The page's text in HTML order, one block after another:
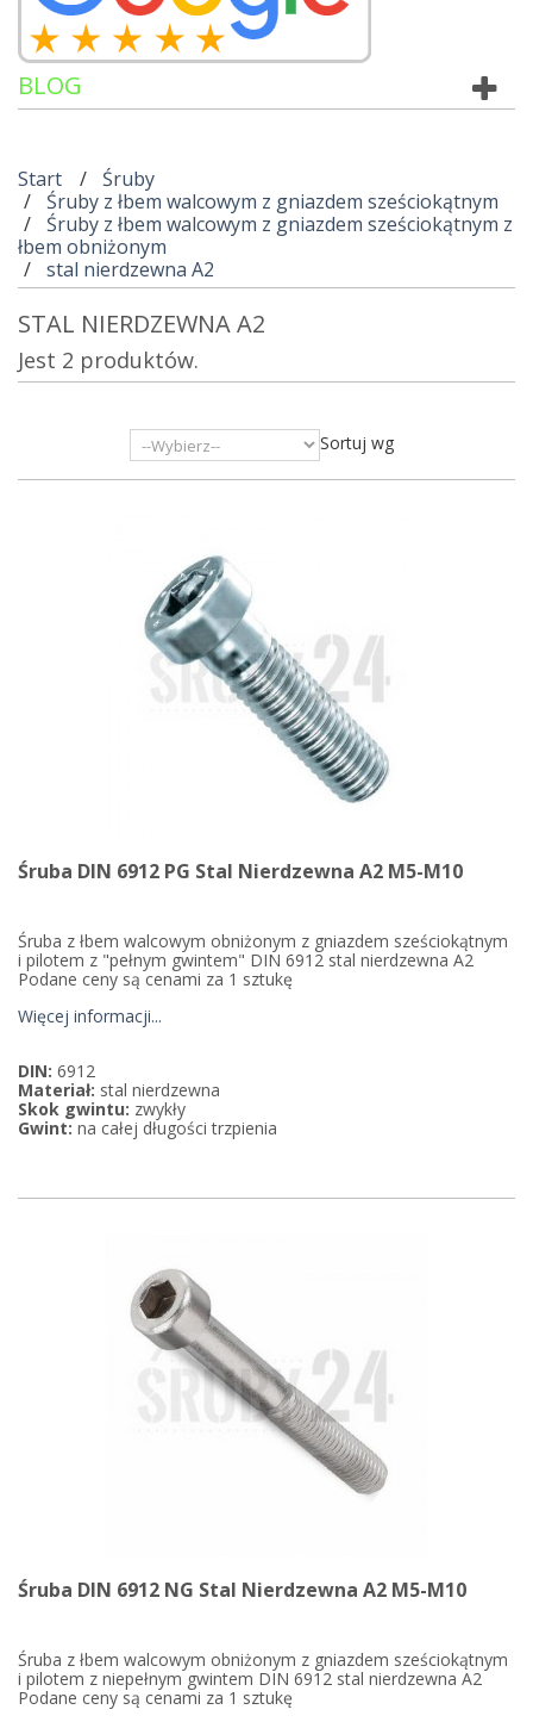
BLOG
Start
Śruby
Śruby z łbem walcowym z gniazdem sześciokątnym
Śruby z łbem walcowym z gniazdem sześciokątnym z
łbem obniżonym
stal nierdzewna A2
STAL NIERDZEWNA A2
Jest 2 produktów.
Sortuj wg
Śruba DIN 6912 PG Stal Nierdzewna A2 M5-M10
Śruba z łbem walcowym obniżonym z gniazdem sześciokątnym
i pilotem z "pełnym gwintem" DIN 6912 stal nierdzewna A2
Podane ceny są cenami za 1 sztukę
Więcej informacji...
DIN: 6912
Materiał: stal nierdzewna
Skok gwintu: zwykły
Gwint: na całej długości trzpienia
Śruba DIN 6912 NG Stal Nierdzewna A2 M5-M10
Śruba z łbem walcowym obniżonym z gniazdem sześciokątnym
i pilotem z niepełnym gwintem DIN 6912 stal nierdzewna A2
Podane ceny są cenami za 1 sztukę